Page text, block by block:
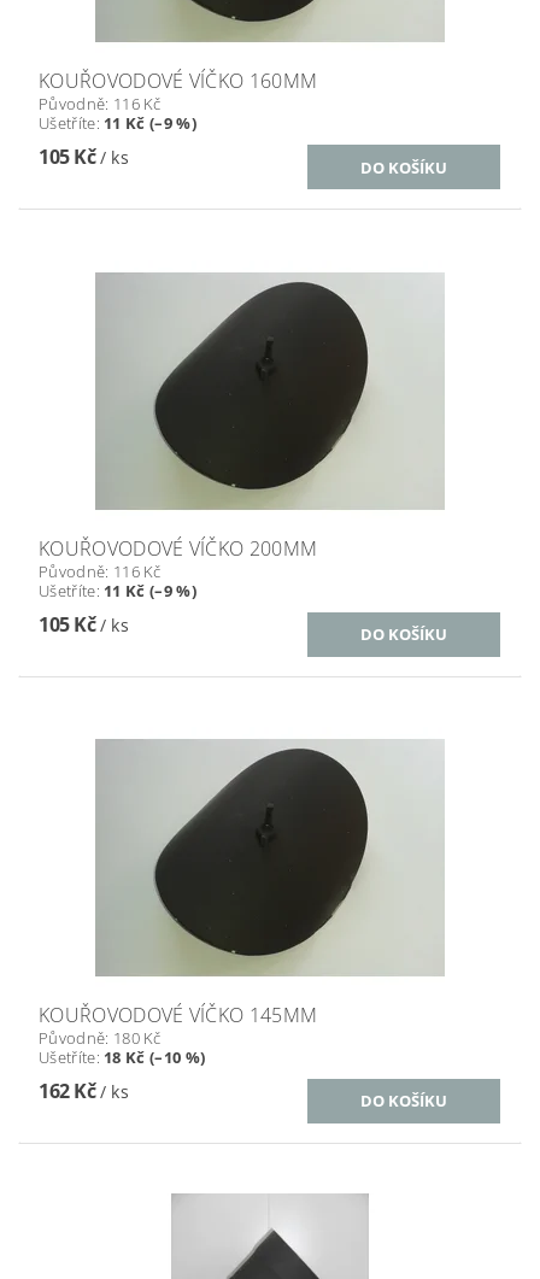
KOUŘOVODOVÉ VÍČKO 160MM
Původně: 116 Kč
Ušetříte: 11 Kč (–9 %)
105 Kč/ ks
KOUŘOVODOVÉ VÍČKO 200MM
Původně: 116 Kč
Ušetříte: 11 Kč (–9 %)
105 Kč/ ks
KOUŘOVODOVÉ VÍČKO 145MM
Původně: 180 Kč
Ušetříte: 18 Kč (–10 %)
162 Kč/ ks